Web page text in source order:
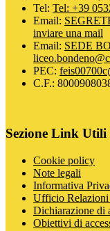
Tel: Tel: +39
Email:
inviare una mail
Email: SEDE
PEC:
C.F.:
Sezione Link Utili
Cookie policy
Note legali
Informativa
Ufficio
Dichiarazione di
Obiettivi di